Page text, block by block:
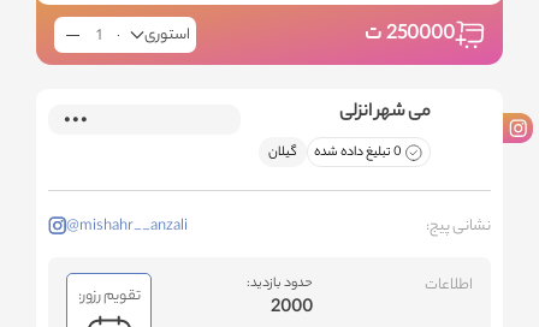
250000ت استوری
می شهر انزلی
0 تبلیغ داده شده گیلان
نشانی پیج: @mishahr__anzali
اطلاعات حدود بازدید:
2000 تقویم رزور: